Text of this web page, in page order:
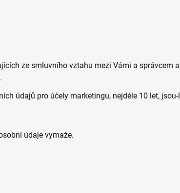
ze smluvního vztahu mezi Vámi a správcem
údajů pro účely marketingu, nejdéle 10 let,
údaje vymaže.